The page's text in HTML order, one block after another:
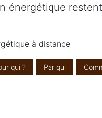
énergétique
à distance
qui ? Par qui